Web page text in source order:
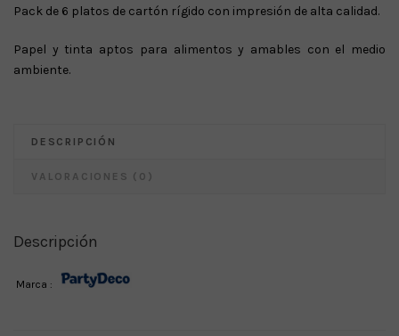
Pack de 6 platos de cartón rígido con impresión de alta calidad.
Papel y tinta aptos para alimentos y amables con el medio
ambiente.
DESCRIPCIÓN
VALORACIONES (0)
Descripción
Marca :